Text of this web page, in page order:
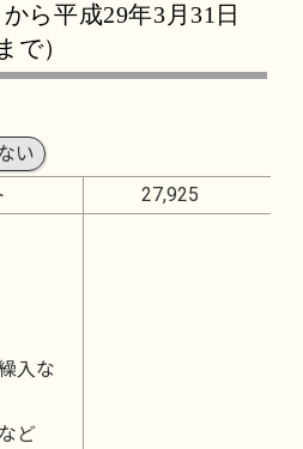
ら平成29年3月31日
まで）
い
27,925
ト
費
入な
など